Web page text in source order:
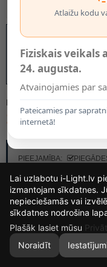
MODELIS:
132.50€
PIEEJAMĪBA:
Atlaižu kodu
Fiziskais veikals
24. augusta.
Atvainojamies par
Pateicamies par
internetā!
13
DIENAS
16
STUNDAS
Lai uzlabotu i-Light.lv
izmantojam sīkdatnes.
nepieciešamās vai
sīkdatnes nodrošina
Plašāk lasiet mūsu
Noraidīt